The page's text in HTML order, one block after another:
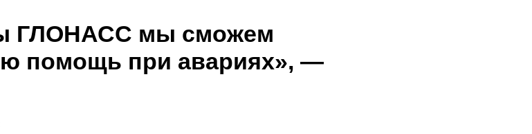
ГЛОНАСС мы сможем
помощь при авариях», —